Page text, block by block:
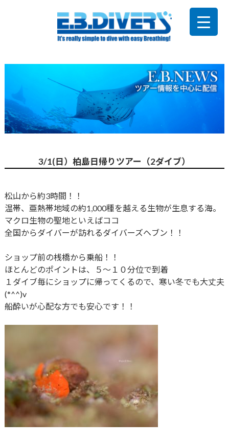
3/1(日）柏島日帰りツアー（2ダイブ）
松山から約3時間！！
温帯、亜熱帯地域の約1,000種を越える生物が生息する海。
マクロ生物の聖地といえばココ
全国からダイバーが訪れるダイバーズヘブン！！
ショップ前の桟橋から乗船！！
ほとんどのポイントは、５～１０分位で到着
１ダイブ毎にショップに帰ってくるので、寒い冬でも大丈夫
(*^^)v
船酔いが心配な方でも安心です！！